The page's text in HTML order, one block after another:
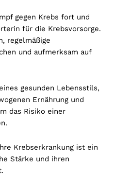
gegen Krebs fort und
für die Krebsvorsorge.
regelmäßige
und aufmerksam auf
gesunden Lebensstils,
Ernährung und
das Risiko einer
Krebserkrankung ist ein
Stärke und ihren